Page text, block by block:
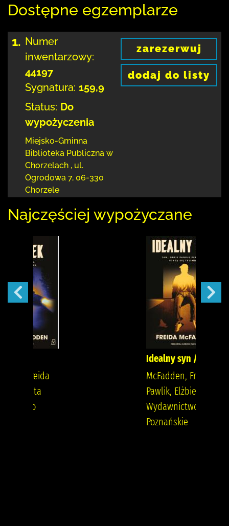
Dostępne egzemplarze
1. Numer
inwentarzowy:
44197
Sygnatura: 159,9
Status: Do
wypożyczenia
Miejsko-Gminna
Biblioteka Publiczna w
Chorzelach , ul.
Ogrodowa 7, 06-330
Chorzele
zarezerwuj
dodaj do listy
Najczęściej wypożyczane